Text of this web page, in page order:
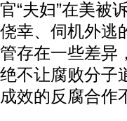
官“夫妇”在美被
侥幸、伺机外逃
管存在一些差异
绝不让腐败分子
成效的反腐合作
动物